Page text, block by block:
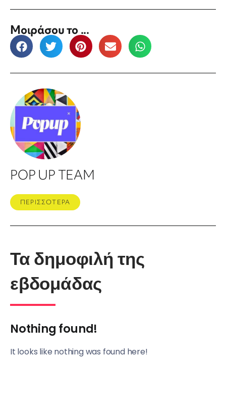
Μοιράσου το ...
POP UP TEAM
ΠΕΡΙΣΣΟΤΕΡΑ
Τα δημοφιλή της
εβδομάδας
Nothing found!
It looks like nothing was found here!